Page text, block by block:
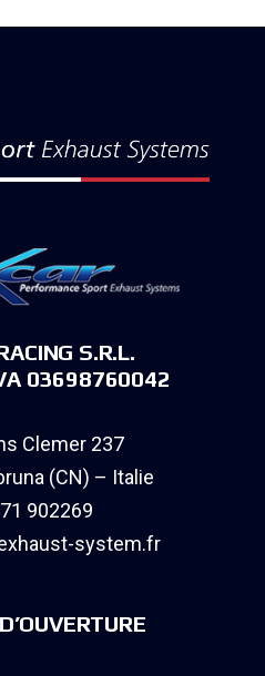
S.R.L.
03698760042
Clemer 237
(CN) – Italie
902269
system.fr